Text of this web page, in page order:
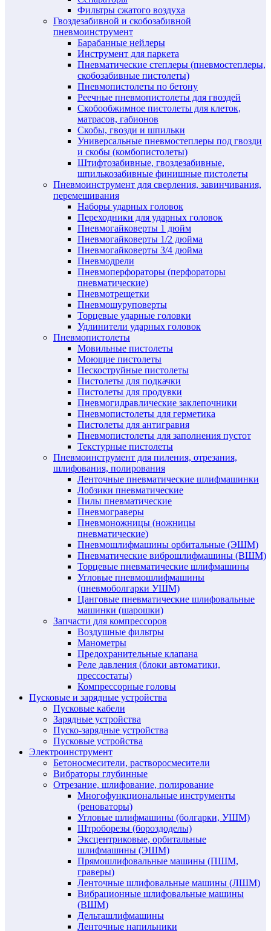
Фильтры сжатого воздуха
Гвоздезабивной и скобозабивной
пневмоинструмент
Барабанные нейлеры
Инструмент для паркета
Пневматические степлеры (пневмостеплеры,
скобозабивные пистолеты)
Пневмопистолеты по бетону
Реечные пневмопистолеты для гвоздей
Скобообжимное пистолеты для клеток,
матрасов, габионов
Скобы, гвозди и шпильки
Универсальные пневмостеплеры под гвозди
и скобы (комбопистолеты)
Штифтозабивные, гвоздезабивные,
шпилькозабивные финишные пистолеты
Пневмоинструмент для сверления, завинчивания,
перемешивания
Наборы ударных головок
Переходники для ударных головок
Пневмогайковерты 1 дюйм
Пневмогайковерты 1/2 дюйма
Пневмогайковерты 3/4 дюйма
Пневмодрели
Пневмоперфораторы (перфораторы
пневматические)
Пневмотрещетки
Пневмошуруповерты
Торцевые ударные головки
Удлинители ударных головок
Пневмопистолеты
Мовильные пистолеты
Моющие пистолеты
Пескоструйные пистолеты
Пистолеты для подкачки
Пистолеты для продувки
Пневмогидравлические заклепочники
Пневмопистолеты для герметика
Пистолеты для антигравия
Пневмопистолеты для заполнения пустот
Текстурные пистолеты
Пневмоинструмент для пиления, отрезания,
шлифования, полирования
Ленточные пневматические шлифмашинки
Лобзики пневматические
Пилы пневматические
Пневмограверы
Пневмоножницы (ножницы
пневматические)
Пневмошлифмашины орбитальные (ЭШМ)
Пневматические виброшлифмашины (ВШМ)
Торцевые пневматические шлифмашины
Угловые пневмошлифмашины
(пневмоболгарки УШМ)
Цанговые пневматические шлифовальные
машинки (шарошки)
Запчасти для компрессоров
Воздушные фильтры
Манометры
Предохранительные клапана
Реле давления (блоки автоматики,
прессостаты)
Компрессорные головы
Пусковые и зарядные устройства
Пусковые кабели
Зарядные устройства
Пуско-зарядные устройства
Пусковые устройства
Электроинструмент
Бетоносмесители, растворосмесители
Вибраторы глубинные
Отрезание, шлифование, полирование
Многофункциональные инструменты
(реноваторы)
Угловые шлифмашины (болгарки, УШМ)
Штроборезы (бороздоделы)
Эксцентриковые, орбитальные
шлифмашины (ЭШМ)
Прямошлифовальные машины (ПШМ,
граверы)
Ленточные шлифовальные машины (ЛШМ)
Вибрационные шлифовальные машины
(ВШМ)
Дельташлифмашины
Ленточные напильники